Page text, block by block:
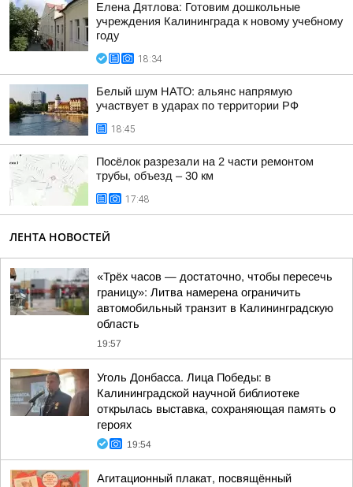
Елена Дятлова: Готовим дошкольные
учреждения Калининграда к новому учебному
году
18:34
Белый шум НАТО: альянс напрямую
участвует в ударах по территории РФ
18:45
Посёлок разрезали на 2 части ремонтом
трубы, объезд – 30 км
17:48
ЛЕНТА НОВОСТЕЙ
«Трёх часов — достаточно, чтобы пересечь
границу»: Литва намерена ограничить
автомобильный транзит в Калининградскую
область
19:57
Уголь Донбасса. Лица Победы: в
Калининградской научной библиотеке
открылась выставка, сохраняющая память о
героях
19:54
Агитационный плакат, посвящённый